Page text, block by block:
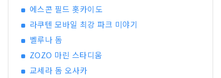
에스콘 필드 홋카이도
라쿠텐 모바일 최강 파크 미야기
벨루나 돔
ZOZO 마린 스타디움
교세라 돔 오사카